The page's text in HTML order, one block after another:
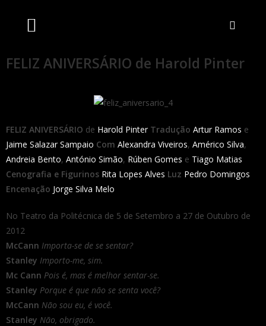
FELIZ ANIVERSÁRIO de Harold Pinter
FELIZ ANIVERSÁRIO de Harold Pinter Tradução Artur Ramos e
Jaime Salazar Sampaio Com Alexandra Viveiros, Américo Silva,
Andreia Bento, António Simão, Rúben Gomes e Tiago Matias
Cenografia e Figurinos Rita Lopes Alves Luz Pedro Domingos
Encenação Jorge Silva Melo
No Teatro da Politécnica de 5 de Setembro a 27 de Outubro de
2012
McCann Importa-se de se sentar?
Stanley Importo-me, sim.
Mc Cann Pois é, mas é melhor sentar-se.
Stanley Porque é que não se senta você?
McCann Não sou eu, é você.
Stanley Não, obrigado.